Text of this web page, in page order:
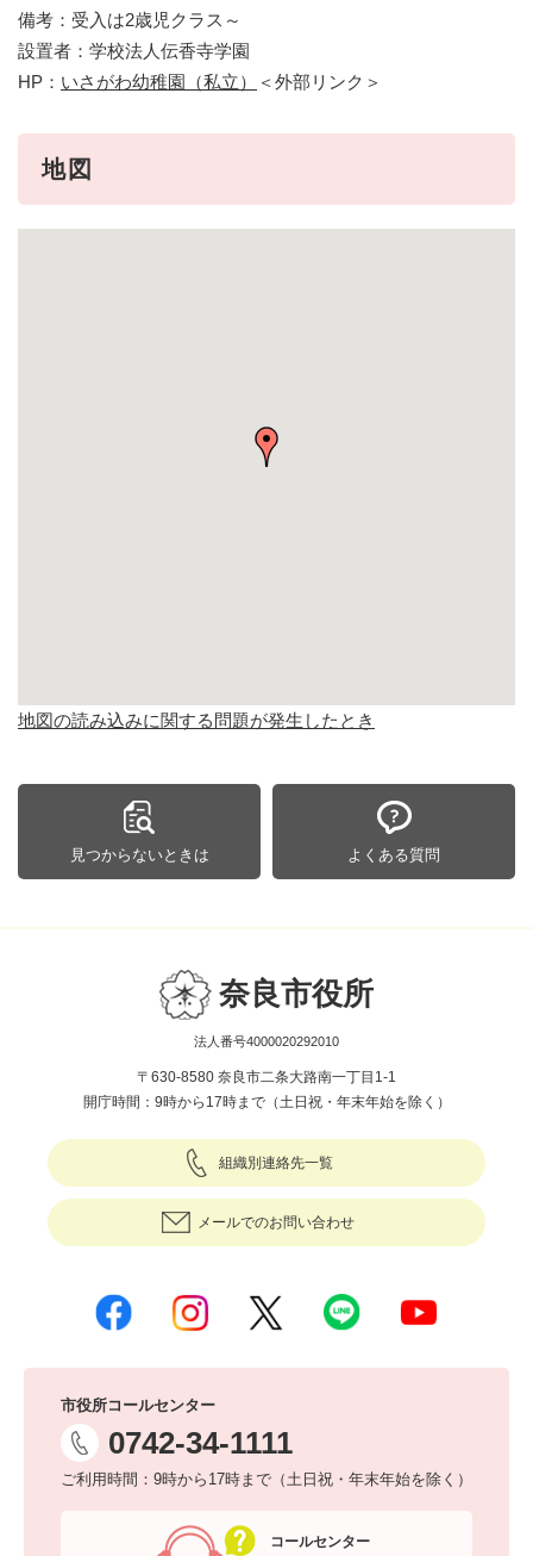
備考：受入は2歳児クラス～
設置者：学校法人伝香寺学園
HP： いさがわ幼稚園（私立） ＜外部リンク＞
地図
地図の読み込みに関する問題が発生したとき
見つからないときは よくある質問
奈良市役所
法人番号4000020292010
〒630-8580 奈良市二条大路南一丁目1-1
開庁時間：9時から17時まで（土日祝・年末年始を除く）
組織別連絡先一覧
メールでのお問い合わせ
市役所コールセンター
0742-34-1111
ご利用時間：9時から17時まで（土日祝・年末年始を除く）
コールセンター